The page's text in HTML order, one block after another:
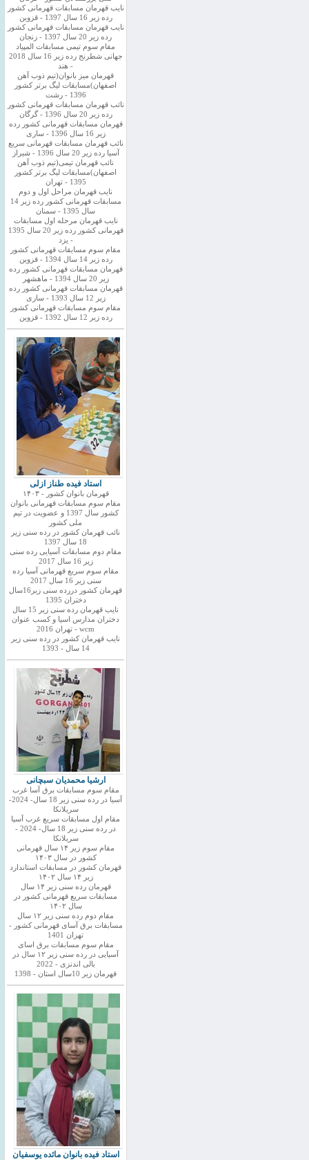
نایب قهرمان مسابقات قهرمانی کشور
رده زیر 16 سال 1397 - قزوین
نایب قهرمان مسابقات قهرمانی کشور
رده زیر 20 سال 1397 - زنجان
مقام سوم تیمی مسابقات المپیاد
جهانی شطرنج رده زیر 16 سال 2018
- هند
قهرمان میز بانوان(تیم ذوب آهن
اصفهان)مسابقات لیگ برتر کشور
1396 - رشت
نائب قهرمان مسابقات قهرمانی کشور
رده زیر 20 سال 1396 - گرگان
قهرمان مسابقات قهرمانی کشور رده
زیر 16 سال 1396 - ساری
نائب قهرمان مسابقات قهرمانی سریع
آسیا رده زیر 20 سال 1396 - شیراز
نائب قهرمان تیمی(تیم ذوب آهن
اصفهان)مسابقات لیگ برتر کشور
1395 - تهران
نایب قهرمان مراحل اول و دوم
مسابقات قهرمانی کشور رده زیر 14
سال 1395 - سمنان
نایب قهرمان مرحله اول مسابقات
قهرمانی کشور رده زیر 20 سال 1395
- یزد
مقام سوم مسابقات قهرمانی کشور
رده زیر 14 سال 1394 - قزوین
قهرمان مسابقات قهرمانی کشور رده
زیر 20 سال 1394 - ماهشهر
قهرمان مسابقات قهرمانی کشور رده
زیر 12 سال 1393 - ساری
مقام سوم مسابقات قهرمانی کشور
رده زیر 12 سال 1392 - قزوین
استاد فیده طناز ازلی
قهرمان بانوان کشور - ۱۴۰۳
مقام سوم مسابقات قهرمانی بانوان
کشور سال 1397 و عضویت در تیم
ملی کشور
نائب قهرمان کشور در رده سنی زیر
18 سال 1397
مقام دوم مسابقات آسیایی رده سنی
زیر 16 سال 2017
مقام سوم سریع قهرمانی آسیا رده
سنی زیر 16 سال 2017
قهرمان کشور دررده سنی زیر16سال
دختران 1395
نایب قهرمان رده سنی زیر 15 سال
دختران مدارس اسیا و کسب عنوان
wcm - تهران 2016
نایب قهرمان کشور در رده سنی زیر
14 سال - 1393
ارشیا محمدیان سبچانی
مقام سوم مسابقات برق آسا غرب
آسیا در رده سنی زیر 18 سال- 2024-
سریلانکا
مقام اول مسابقات سریع غرب آسیا
در رده سنی زیر 18 سال- 2024 -
سریلانکا
مقام سوم زیر ۱۴ سال قهرمانی
کشور در سال ۱۴۰۳
قهرمان کشور در مسابقات استاندارد
زیر ۱۴ سال ۱۴۰۲
قهرمان رده سنی زیر ۱۴ سال
مسابقات سریع قهرمانی کشور در
سال ۱۴۰۲
مقام دوم رده سنی زیر ۱۲ سال
مسابقات برق آسای قهرمانی کشور -
تهران 1401
مقام سوم مسابقات برق اسای
آسیایی در رده سنی زیر ۱۲ سال در
بالی اندنزی - 2022
قهرمان زیر 10سال استان - 1398
استاد فیده بانوان مائده یوسفیان